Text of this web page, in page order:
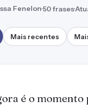
Fenelon·50 frases·
Mais recentes
é o